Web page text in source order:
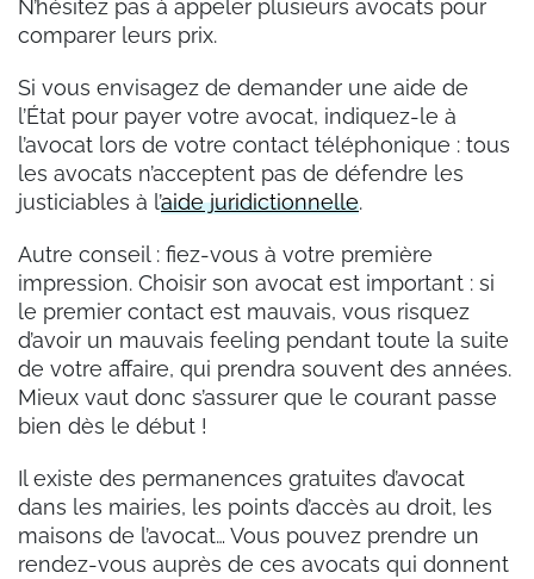
N’hésitez pas à appeler plusieurs avocats pour
comparer leurs prix.
Si vous envisagez de demander une aide de
l’État pour payer votre avocat, indiquez-le à
l’avocat lors de votre contact téléphonique : tous
les avocats n’acceptent pas de défendre les
justiciables à l’aide juridictionnelle.
Autre conseil : fiez-vous à votre première
impression. Choisir son avocat est important : si
le premier contact est mauvais, vous risquez
d’avoir un mauvais feeling pendant toute la suite
de votre affaire, qui prendra souvent des années.
Mieux vaut donc s’assurer que le courant passe
bien dès le début !
Il existe des permanences gratuites d’avocat
dans les mairies, les points d’accès au droit, les
maisons de l’avocat… Vous pouvez prendre un
rendez-vous auprès de ces avocats qui donnent